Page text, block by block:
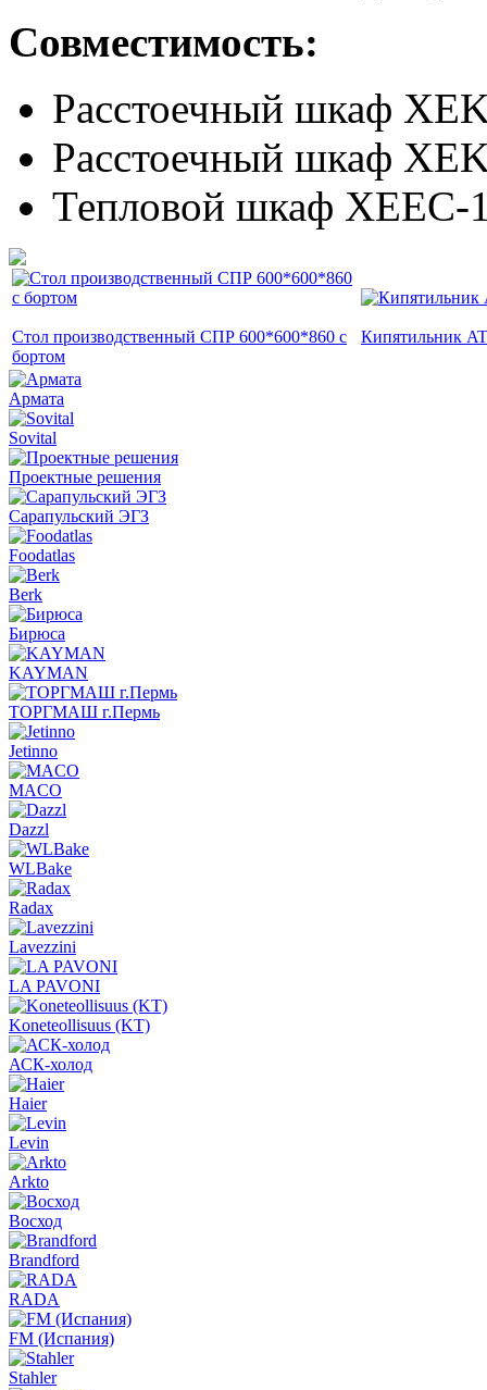
Совместимость:
Расстоечный шкаф
Расстоечный шкаф
Тепловой шкаф XEEC-
Стол производственный СПР 600*600*860 c
бортом
Кипятильник
Армата
Sovital
Проектные решения
Сарапульский ЭГЗ
Foodatlas
Berk
Бирюса
KAYMAN
ТОРГМАШ г.Пермь
Jetinno
MACO
Dazzl
WLBake
Radax
Lavezzini
LA PAVONI
Koneteollisuus (KT)
АСК-холод
Haier
Levin
Arkto
Восход
Brandford
RADA
FM (Испания)
Stahler